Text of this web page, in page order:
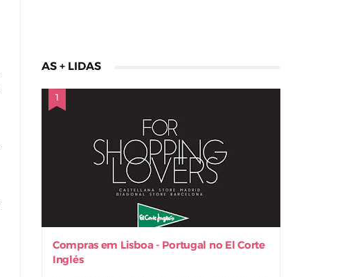
AS + LIDAS
Compras em Lisboa - Portugal no El Corte
Inglés